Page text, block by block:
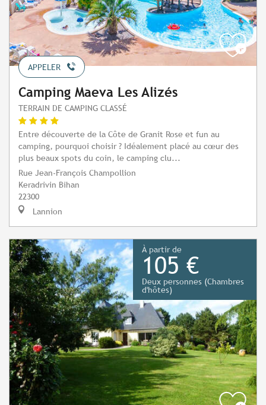
APPELER
Camping Maeva Les Alizés
TERRAIN DE CAMPING CLASSÉ
Entre découverte de la Côte de Granit Rose et fun au
camping, pourquoi choisir ? Idéalement placé au cœur des
plus beaux spots du coin, le camping clu...
Rue Jean-François Champollion
Keradrivin Bihan
22300
Lannion
À partir de
105 €
Deux personnes (Chambres
d'hôtes)